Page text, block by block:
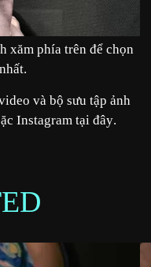
xăm phía trên để chọn
và bộ sưu tập ảnh
Instagram tại đây.